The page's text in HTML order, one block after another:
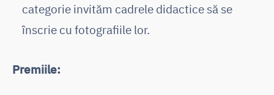
categorie invităm cadrele didactice să se
înscrie cu fotografiile lor.
Premiile: